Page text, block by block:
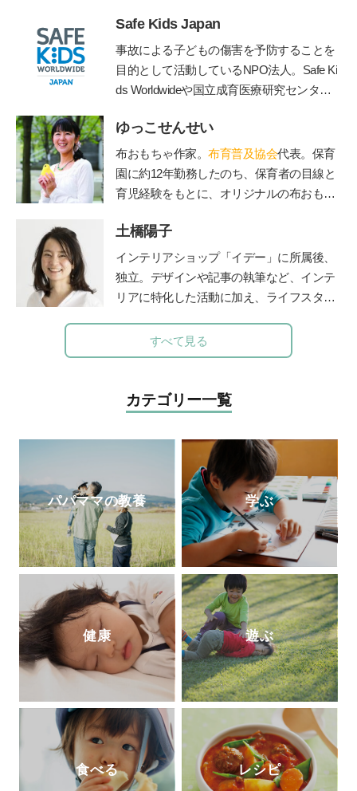
Safe Kids Japan
事故による子どもの傷害を予防することを
目的として活動しているNPO法人。Safe Ki
ds Worldwideや国立成育医療研究センタ
子どもの傷害予防に関する様々な活動を行
う。https://safekidsjapan.org/
ゆっこせんせい
布おもちゃ作家。 布育普及協会代表。保育
園に約12年勤務したのち、保育者の目線と
育児経験をもとに、オリジナルの布おもち
とい」を立ち上げ、保育者を対象にした
「保育セミナー」や子育て中のお母さん、
お父さんを対象にした「布おもちゃ講座」
で講師として活躍している。布おもちゃ作
のすすめ～ちゃんと遊べばちゃんと育つ
土橋陽子
インテリアショップ「イデー」に所属後、
独立。デザインや記事の執筆など、インテ
リアに特化した活動に加え、ライフスタイ
の時間に笑顔を増やすアナログ時計「funp
unclock」シリーズデザイナー。仕事と並
目ざして、モンテッソーリ教育理論を学び
直し中。公式サイト
すべて見る
カテゴリー一覧
パパママの教養 学ぶ
健康 遊ぶ
食べる レシピ